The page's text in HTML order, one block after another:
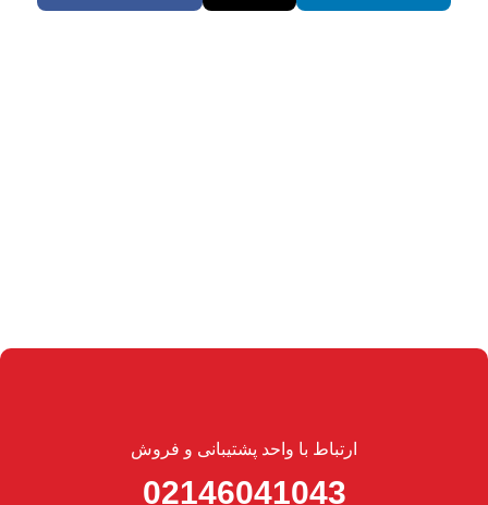
ارتباط با واحد پشتیبانی و فروش
02146041043